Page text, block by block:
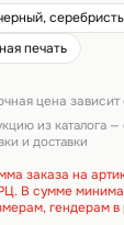
печать
цена
из каталога —
и доставки
заказа на
В сумме
гендерам